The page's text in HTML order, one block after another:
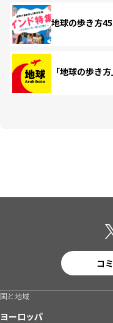
地球の歩き方
「地球の歩き
コ
国と地域
ヨーロッパ